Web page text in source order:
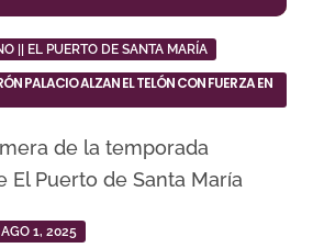
|| EL PUERTO DE SANTA MARÍA
PALACIO ALZAN EL TELÓN CON FUERZA EN
El Puerto de Santa María
AGO 1, 2025